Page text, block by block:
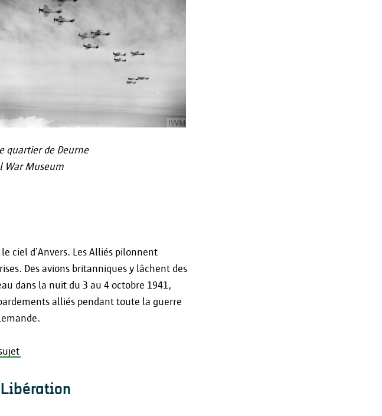
quartier de Deurne
War Museum
ciel d’Anvers. Les Alliés pilonnent
Des avions britanniques y lâchent des
dans la nuit du 3 au 4 octobre 1941,
alliés pendant toute la guerre
Libération
des données